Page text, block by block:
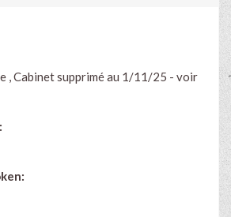
, Cabinet supprimé au 1/11/25 - voir